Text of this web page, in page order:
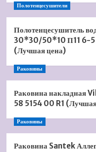
Полотенцесушители
Полотенцесушитель
30*30/50*10 П11 6-5
(Лучшая цена)
Раковины
Раковина накладная
58 5154 00 R1
Раковины
Раковина Santek